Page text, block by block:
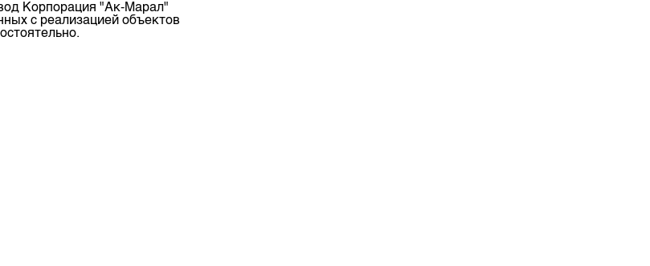
Корпорация "Ак-Марал"
с реализацией объектов